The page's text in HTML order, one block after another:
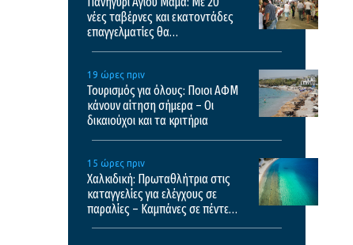
νέες ταβέρνες και εκατοντάδες
επαγγελματίες θα
19 ώρες πριν
Τουρισμός για όλους: Ποιοι ΑΦΜ
κάνουν αίτηση σήμερα – Οι
δικαιούχοι και τα κριτήρια
15 ώρες πριν
Χαλκιδική: Πρωταθλήτρια στις
καταγγελίες για ελέγχους σε
παραλίες – Καμπάνες σε πέντε